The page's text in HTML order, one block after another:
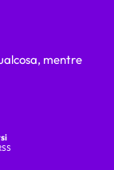
mentre